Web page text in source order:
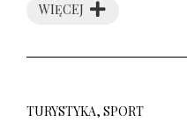
WIĘCEJ
TURYSTYKA, SPORT